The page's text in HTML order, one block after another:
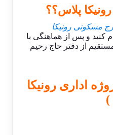
پلاس؟؟
مسکونی رونیکا
کنید و پس از هماهنگی با
از دفتر حاج رحیم
اداری رونیکا
)